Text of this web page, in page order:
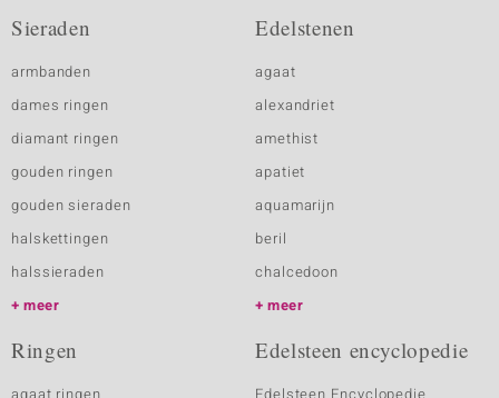
Sieraden
armbanden
dames ringen
diamant ringen
gouden ringen
gouden sieraden
halskettingen
halssieraden
meer
Edelstenen
agaat
alexandriet
amethist
apatiet
aquamarijn
beril
chalcedoon
meer
Ringen Edelsteen encyclopedie